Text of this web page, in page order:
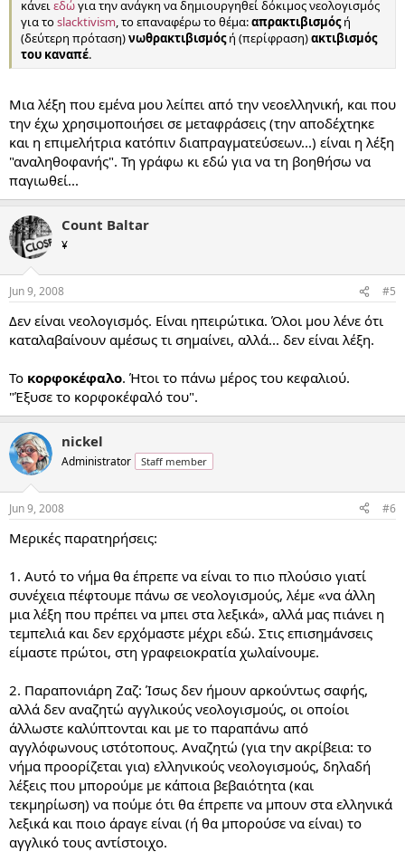
κάνειεδώγια την ανάγκη να δημιουργηθεί δόκιμος νεολογισμός
για τοslacktivism, το επαναφέρω το θέμα:απρακτιβισμόςή
(δεύτερη πρόταση)νωθρακτιβισμόςή (περίφραση)ακτιβισμός
του καναπέ.
Μια λέξη που εμένα μου λείπει από την νεοελληνική, και που
την έχω χρησιμοποιήσει σε μεταφράσεις (την αποδέχτηκε
και η επιμελήτρια κατόπιν διαπραγματεύσεων...) είναι η λέξη
"αναληθοφανής". Τη γράφω κι εδώ για να τη βοηθήσω να
παγιωθεί...
Count Baltar
¥
Jun 9, 2008 #5
Δεν είναι νεολογισμός. Είναι ηπειρώτικα. Όλοι μου λένε ότι
καταλαβαίνουν αμέσως τι σημαίνει, αλλά... δεν είναι λέξη.
Το κορφοκέφαλο. Ήτοι το πάνω μέρος του κεφαλιού.
"Έξυσε το κορφοκέφαλό του".
nickel
Administrator Staff member
Jun 9, 2008 #6
Μερικές παρατηρήσεις:
1. Αυτό το νήμα θα έπρεπε να είναι το πιο πλούσιο γιατί
συνέχεια πέφτουμε πάνω σε νεολογισμούς, λέμε «να άλλη
μια λέξη που πρέπει να μπει στα λεξικά», αλλά μας πιάνει η
τεμπελιά και δεν ερχόμαστε μέχρι εδώ. Στις επισημάνσεις
είμαστε πρώτοι, στη γραφειοκρατία χωλαίνουμε.
2. Παραπονιάρη Ζαζ: Ίσως δεν ήμουν αρκούντως σαφής,
αλλά δεν αναζητώ αγγλικούς νεολογισμούς, οι οποίοι
άλλωστε καλύπτονται και με το παραπάνω από
αγγλόφωνους ιστότοπους. Αναζητώ (για την ακρίβεια: το
νήμα προορίζεται για) ελληνικούς νεολογισμούς, δηλαδή
λέξεις που μπορούμε με κάποια βεβαιότητα (και
τεκμηρίωση) να πούμε ότι θα έπρεπε να μπουν στα ελληνικά
λεξικά και ποιο άραγε είναι (ή θα μπορούσε να είναι) το
αγγλικό τους αντίστοιχο.